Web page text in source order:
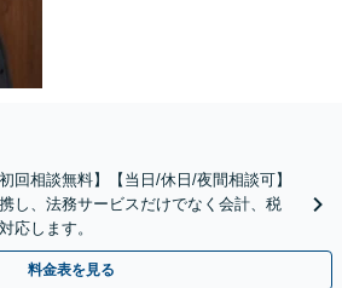
回相談無料】【当日/休日/夜間相談可】
し、法務サービスだけでなく会計、税
応します。
料金表を見る